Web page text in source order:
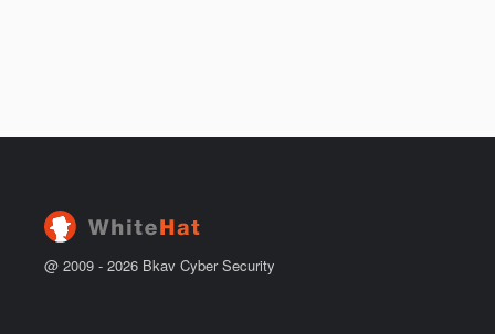
@ 2009 - 2026 Bkav Cyber Security